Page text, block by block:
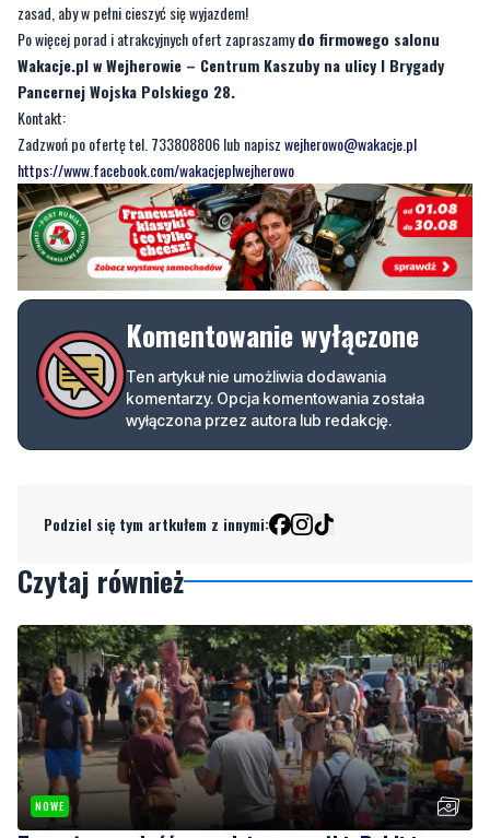
zasad, aby w pełni cieszyć się wyjazdem!
Po więcej porad i atrakcyjnych ofert zapraszamydo firmowego salonu
Wakacje.pl w Wejherowie – Centrum Kaszuby na ulicy I Brygady
Pancernej Wojska Polskiego 28.
Kontakt:
Zadzwoń po ofertę tel. 733808806 lub napiszwejherowo@wakacje.pl
https://www.facebook.com/wakacjeplwejherowo
Komentowanie wyłączone
Ten artykuł nie umożliwia dodawania
komentarzy. Opcja komentowania została
wyłączona przez autora lub redakcję.
Podziel się tym artkułem z innymi:
Czytaj również
NOWE